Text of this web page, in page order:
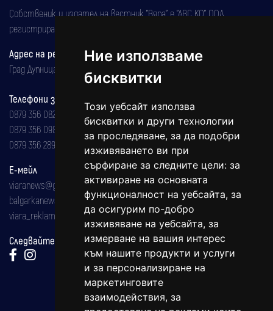
Ние използваме
бисквитки
Този уебсайт използва
бисквитки и други технологии
за проследяване, за да подобри
изживяването ви при
сърфиране за следните цели: за
активиране на основната
функционалност на уебсайта, за
да осигурим по-добро
изживяване на уебсайта, за
измерване на вашия интерес
към нашите продукти и услуги
и за персонализиране на
маркетинговите
взаимодействия, за
Собственик и издател на вестник "Вяра" е "АВС КО" ООД,
регистрирана на 08.05.2002 година.
Адрес на редакцията
Град Дупница, ул.''Христо Ботев" 43
Телефони за реклама и абонаменти
0879 356 082
0879 356 098
0879 356 289
Е-мейл
viaranews@gmail.com
balgarkanews@gmail.com
viara_reklama@mail.bg
Следвайте ни: